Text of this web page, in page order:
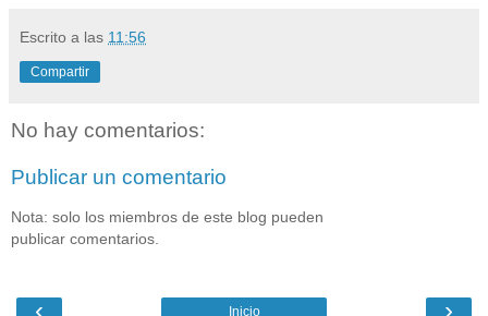
Escrito a las 11:56
Compartir
No hay comentarios:
Publicar un comentario
Nota: solo los miembros de este blog pueden
publicar comentarios.
Inicio